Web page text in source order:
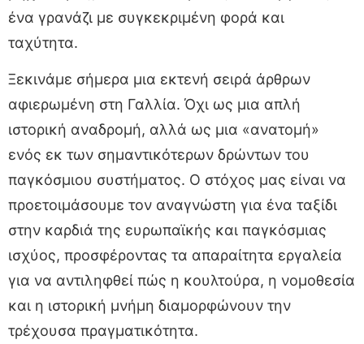
ένα γρανάζι με συγκεκριμένη φορά και
ταχύτητα.
Ξεκινάμε σήμερα μια εκτενή σειρά άρθρων
αφιερωμένη στη Γαλλία. Όχι ως μια απλή
ιστορική αναδρομή, αλλά ως μια «ανατομή»
ενός εκ των σημαντικότερων δρώντων του
παγκόσμιου συστήματος. Ο στόχος μας είναι να
προετοιμάσουμε τον αναγνώστη για ένα ταξίδι
στην καρδιά της ευρωπαϊκής και παγκόσμιας
ισχύος, προσφέροντας τα απαραίτητα εργαλεία
για να αντιληφθεί πώς η κουλτούρα, η νομοθεσία
και η ιστορική μνήμη διαμορφώνουν την
τρέχουσα πραγματικότητα.